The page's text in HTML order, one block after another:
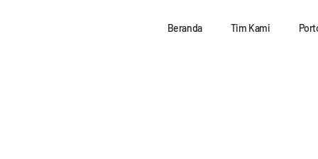
Beranda Tim Kami